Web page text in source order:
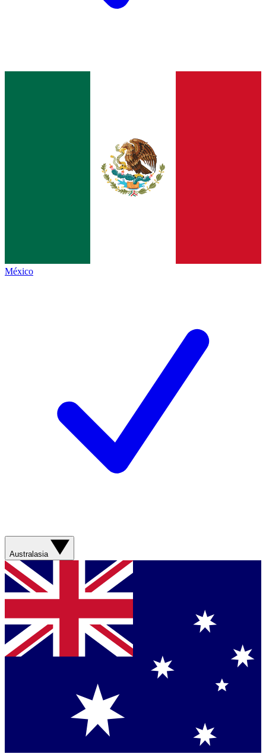
México
Australasia